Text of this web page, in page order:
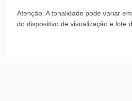
Atenção: A tonalidade pode variar
do dispositivo de visualização e lote